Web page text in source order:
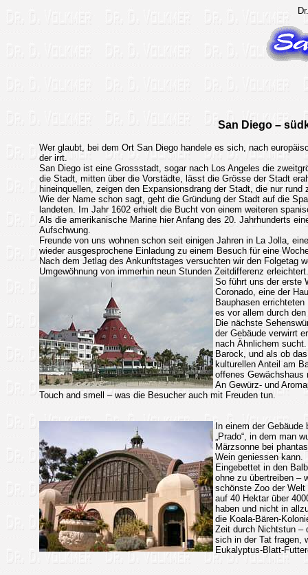
San Diego –
Wer glaubt, bei dem Ort San Diego handele es sich, nach
der irrt.
San Diego ist eine Grossstadt, sogar nach Los Angeles die
die Stadt, mitten über die Vorstädte, lässt die Grösse der Stadt
hineinquellen, zeigen den Expansionsdrang der Stadt, die nur
Wie der Name schon sagt, geht die Gründung der Stadt auf die
landeten. Im Jahr 1602 erhielt die Bucht von einem weiteren
Als die amerikanische Marine hier Anfang des 20. Jahrhunderts
Aufschwung.
Freunde von uns wohnen schon seit einigen Jahren in La Jolla,
wieder ausgesprochene Einladung zu einem Besuch für eine
Nach dem Jetlag des Ankunftstages versuchten wir den Folgetag
Umgewöhnung von immerhin neun Stunden Zeitdifferenz erleichtert.
So führt uns der erste
Coronado, eine der
Bauphasen
es vor allem durch den
Die nächste
der Gebäude verwirrt
nach Ähnlichem
Barock, und als ob
kulturellen Anteil am
offenes
An Gewürz- und
Touch and smell – was die Besucher auch mit Freuden tun.
In einem der
„Prado“, in dem man
Märzsonne bei
Wein geniessen kann.
Eingebettet in den
ohne zu übertreiben –
schönste Zoo der
auf 40 Hektar über
haben und nicht in
die Koala-Bären-
Zeit durch Nichtstun –
sich in der Tat fragen,
Eukalyptus-Blatt-